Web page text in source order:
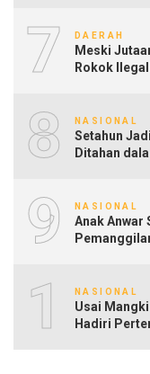
7 DAERAH
Meski
Rokok
8 NASIONAL
Setahun
Ditahan
9 NASIONAL
Anak Anwar
10NASIONAL
Usai
Hadiri